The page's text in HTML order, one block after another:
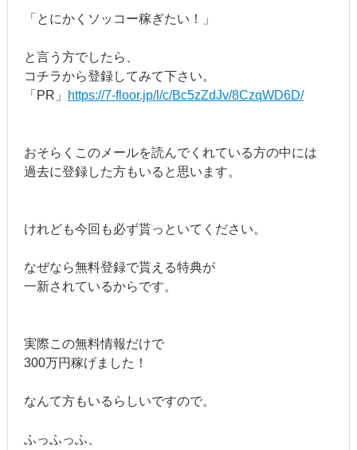
「とにかくソッコー稼ぎたい！」
と言う方でしたら、
コチラから登録してみて下さい。
「PR」
https://7-floor.jp/l/c/Bc5zZdJv/8CzqWD6D/
おそらくこのメールを読んでくれている方の中には
過去に登録した方もいると思います。
けれども今回も必ず貰っといてください。
なぜなら無料登録で貰える特典が
一新されているからです。
実際この無料情報だけで
300万円稼げました！
なんて方もいるらしいですので。
ふっふっふ、